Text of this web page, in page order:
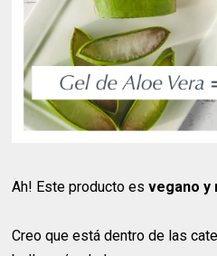
Ah! Este producto esvegano y
Creo que está dentro de las